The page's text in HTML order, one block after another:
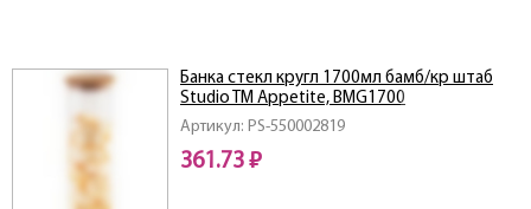
Артикул: PS-550002819
Банка стекл кругл 1700мл бамб/кр штаб
Studio TM Appetite, BMG1700
361.73 ₽